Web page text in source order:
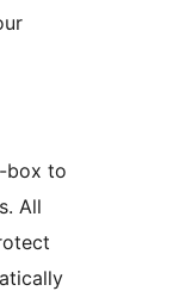
box to
All